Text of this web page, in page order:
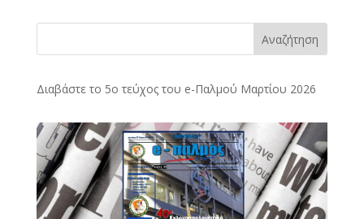
Αναζήτηση
Διαβάστε το 5ο τεύχος του e-Παλμού Μαρτίου 2026